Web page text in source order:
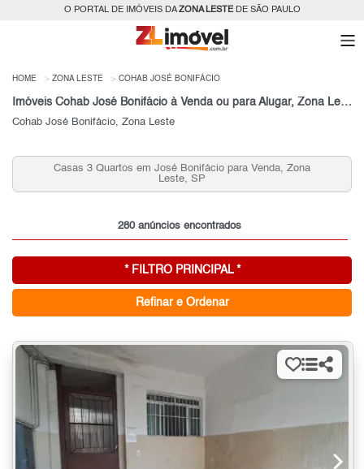
O PORTAL DE IMÓVEIS DAZONA LESTEDE SÃO PAULO
HOME ZONA LESTE COHAB JOSÉ BONIFÁCIO
Imóveis Cohab José Bonifácio à Venda ou para Alugar, Zona Leste, São Paulo, SP
Cohab José Bonifácio, Zona Leste
Casas 3 Quartos em José Bonifácio para Venda, Zona
Leste, SP
280 anúncios encontrados
* FILTRO PRINCIPAL *
Refinar e Ordenar